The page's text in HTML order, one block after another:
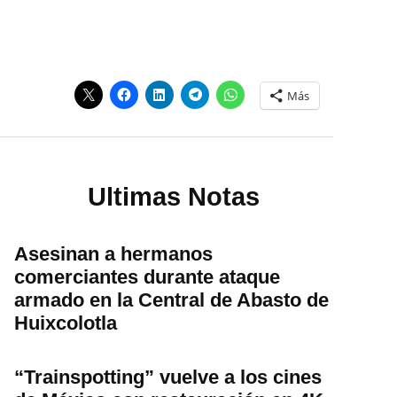
Más
Ultimas Notas
Asesinan a hermanos
comerciantes durante ataque
armado en la Central de Abasto de
Huixcolotla
“Trainspotting” vuelve a los cines